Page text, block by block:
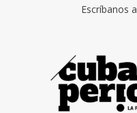
Escríbanos a